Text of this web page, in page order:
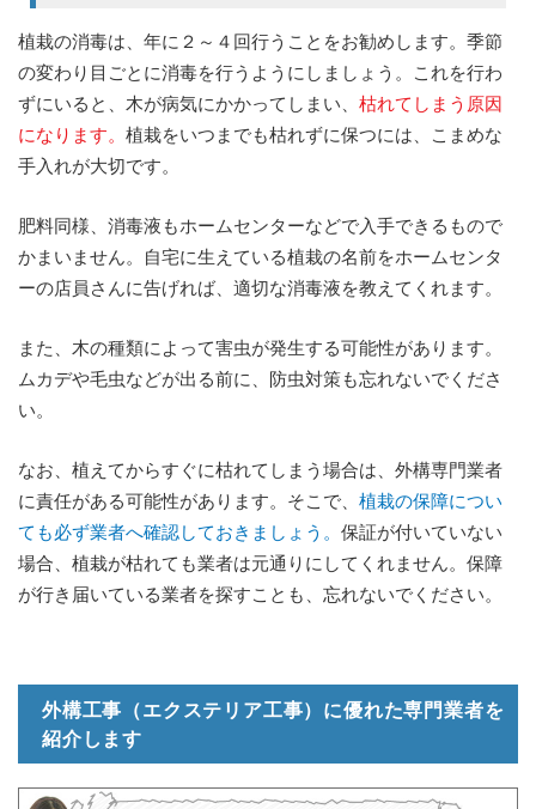
植栽の消毒は、年に２～４回行うことをお勧めします。季節
の変わり目ごとに消毒を行うようにしましょう。これを行わ
ずにいると、木が病気にかかってしまい、 枯れてしまう原因
になります。 植栽をいつまでも枯れずに保つには、こまめな
手入れが大切です。
肥料同様、消毒液もホームセンターなどで入手できるもので
かまいません。自宅に生えている植栽の名前をホームセンタ
ーの店員さんに告げれば、適切な消毒液を教えてくれます。
また、木の種類によって害虫が発生する可能性があります。
ムカデや毛虫などが出る前に、防虫対策も忘れないでくださ
い。
なお、植えてからすぐに枯れてしまう場合は、外構専門業者
に責任がある可能性があります。そこで、 植栽の保障につい
ても必ず業者へ確認しておきましょう。 保証が付いていない
場合、植栽が枯れても業者は元通りにしてくれません。保障
が行き届いている業者を探すことも、忘れないでください。
外構工事（エクステリア工事）に優れた専門業者を
紹介します